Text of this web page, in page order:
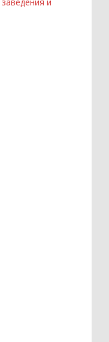
и